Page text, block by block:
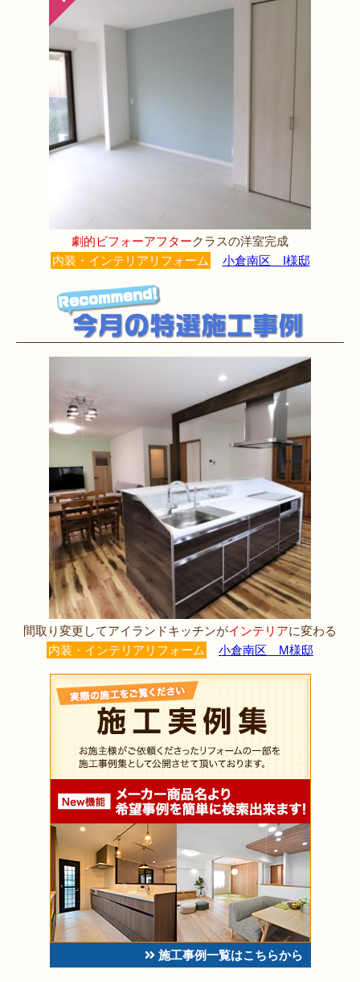
劇的ビフォーアフタークラスの洋室完成
内装・インテリアリフォーム
小倉南区 I様邸
間取り変更してアイランドキッチンがインテリアに変わる
内装・インテリアリフォーム
小倉南区 M様邸
施工事例一覧はこちらから